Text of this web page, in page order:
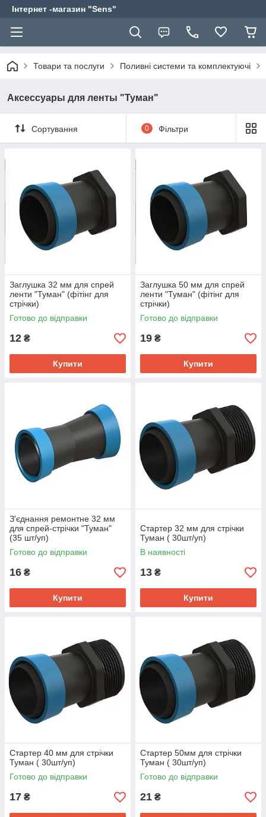
Інтернет -магазин "Sens"
Товари та послуги Поливні системи та комплектуючі
Аксессуары для ленты "Туман"
Сортування 0 Фільтри
Заглушка 32 мм для спрей
ленти "Туман" (фітінг для
стрічки)
Готово до відправки
12 ₴
Купити
Заглушка 50 мм для спрей
ленти "Туман" (фітінг для
стрічки)
Готово до відправки
19 ₴
Купити
З'єднання ремонтне 32 мм
для спрей-стрічки "Туман"
(35 шт/уп)
Готово до відправки
16 ₴
Купити
Стартер 32 мм для стрічки
Туман ( 30шт/уп)
В наявності
13 ₴
Купити
Стартер 40 мм для стрічки
Туман ( 30шт/уп)
Готово до відправки
17 ₴
Стартер 50мм для стрічки
Туман ( 30шт/уп)
Готово до відправки
21 ₴